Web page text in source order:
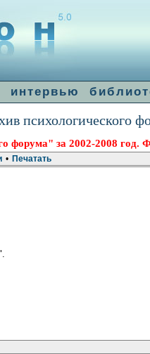
интервью
психологического
форума" за 2002-2008
• Печатать